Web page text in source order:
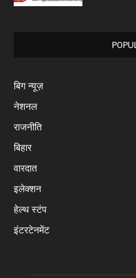
बिग न्यूज़
नेशनल
राजनीति
बिहार
वारदात
इलेक्शन
हेल्थ स्टंप
इंटरटेनमेंट